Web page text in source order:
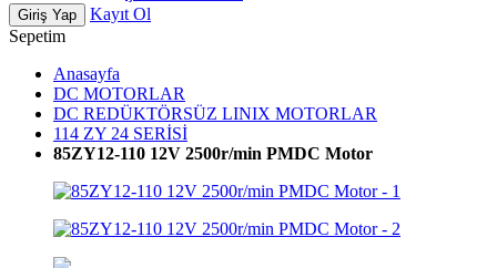
Giriş Yap
Kayıt Ol
Sepetim
Anasayfa
DC MOTORLAR
DC REDÜKTÖRSÜZ LINIX MOTORLAR
114 ZY 24 SERİSİ
85ZY12-110 12V 2500r/min PMDC Motor